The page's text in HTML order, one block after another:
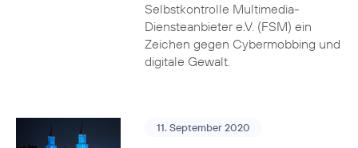
Selbstkontrolle Multimedia-
Diensteanbieter e.V. (FSM) ein
Zeichen gegen Cybermobbing und
digitale Gewalt.
11. September 2020